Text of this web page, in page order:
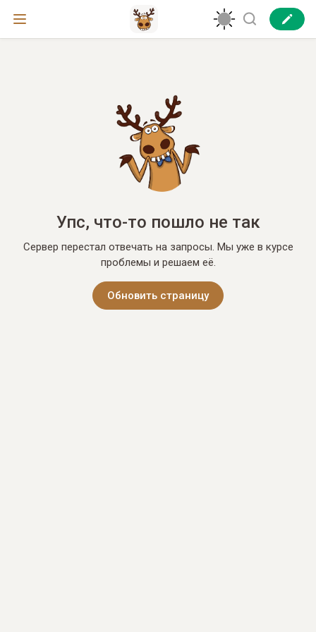
Упс, что-то пошло не так
Сервер перестал отвечать на запросы. Мы уже в курсе
проблемы и решаем её.
Обновить страницу